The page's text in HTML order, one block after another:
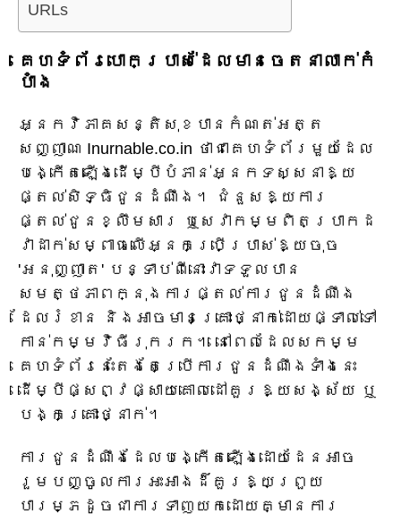
URLs
គេហទំព័របោកប្រាស់ដែលមានចេតនាលាក់កំ
បាំង
អ្នកវិភាគសន្តិសុខបានកំណត់អត្ត
សញ្ញាណ Inurnable.co.in ថាជាគេហទំព័រមួយដែល
បង្កើតឡើងដើម្បីបំភាន់អ្នកទស្សនាឱ្យ
ផ្តល់សិទ្ធិជូនដំណឹង។ ជំនួសឱ្យការ
ផ្តល់ជូនខ្លឹមសារ ឬសេវាកម្មពិតប្រាកដ
វាដាក់សម្ពាធលើអ្នកប្រើប្រាស់ឱ្យចុច
'អនុញ្ញាត' បន្ទាប់ពីនោះវាទទួលបាន
សមត្ថភាពក្នុងការផ្តល់ការជូនដំណឹង
ដែលរំខាន និងអាចមានគ្រោះថ្នាក់ដោយផ្ទាល់ទៅ
កាន់កម្មវិធីរុករក។ នៅពេលដែលសកម្ម
គេហទំព័រនេះតែងតែប្រើការជូនដំណឹងទាំងនេះ
ដើម្បីផ្សព្វផ្សាយគោលដៅគួរឱ្យសង្ស័យ ឬ
បង្កគ្រោះថ្នាក់។
ការជូនដំណឹងដែលបង្កើតឡើងដោយដែនអាច
រួមបញ្ចូលការអះអាងដ៏គួរឱ្យព្រួយ
បារម្ភដូចជាការទាញយកដោយគ្មានការ